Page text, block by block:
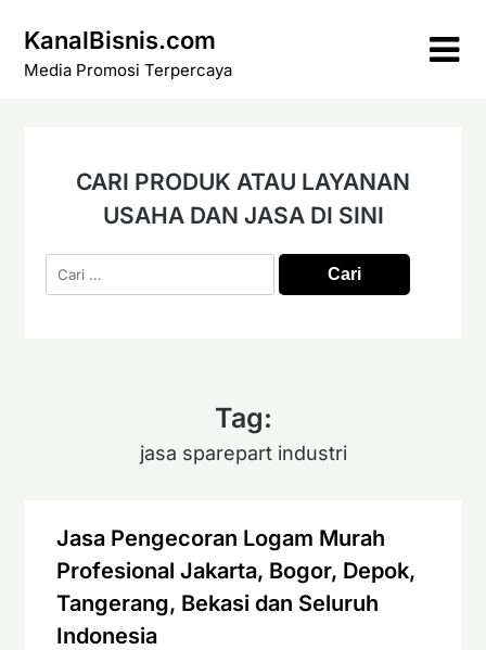
content
KanalBisnis.com
Media Promosi Terpercaya
CARI PRODUK ATAU LAYANAN
USAHA DAN JASA DI SINI
Cari
untuk:
Tag:
jasa sparepart industri
Jasa Pengecoran Logam Murah
Profesional Jakarta, Bogor, Depok,
Tangerang, Bekasi dan Seluruh
Indonesia